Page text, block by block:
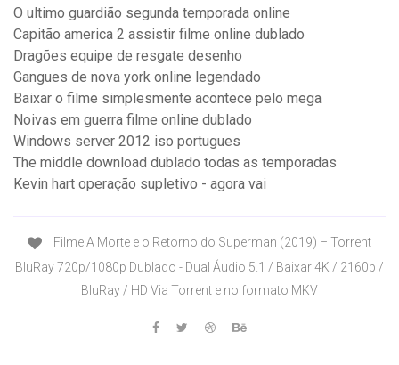
O ultimo guardião segunda temporada online
Capitão america 2 assistir filme online dublado
Dragões equipe de resgate desenho
Gangues de nova york online legendado
Baixar o filme simplesmente acontece pelo mega
Noivas em guerra filme online dublado
Windows server 2012 iso portugues
The middle download dublado todas as temporadas
Kevin hart operação supletivo - agora vai
Filme A Morte e o Retorno do Superman (2019) – Torrent
BluRay 720p/1080p Dublado - Dual Áudio 5.1 / Baixar 4K / 2160p /
BluRay / HD Via Torrent e no formato MKV